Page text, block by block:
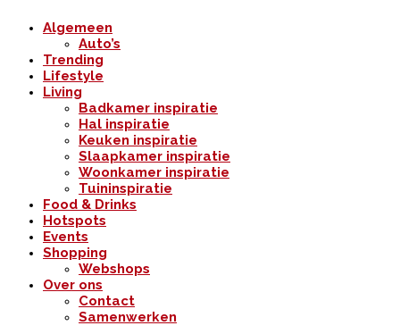
Algemeen
Auto’s
Trending
Lifestyle
Living
Badkamer inspiratie
Hal inspiratie
Keuken inspiratie
Slaapkamer inspiratie
Woonkamer inspiratie
Tuininspiratie
Food & Drinks
Hotspots
Events
Shopping
Webshops
Over ons
Contact
Samenwerken